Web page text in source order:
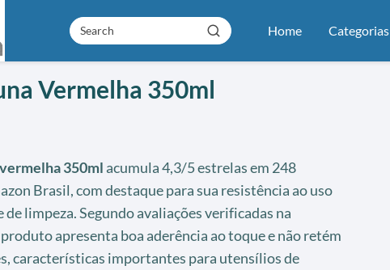
Home Categorias
Vermelha 350ml
350ml acumula 4,3/5 estrelas em 248
Brasil, com destaque para sua resistência ao uso
limpeza. Segundo avaliações verificadas na
apresenta boa aderência ao toque e não retém
características importantes para utensílios de